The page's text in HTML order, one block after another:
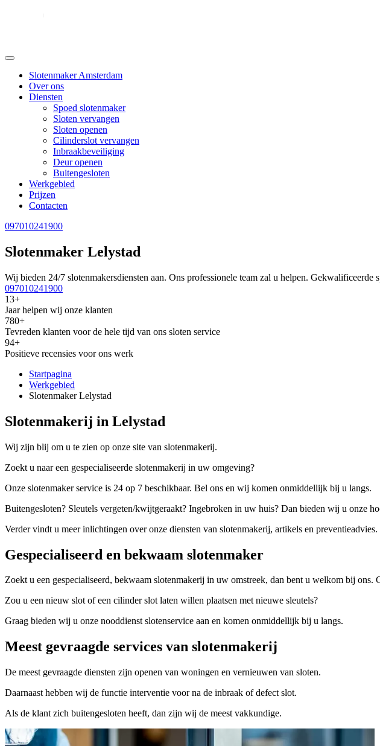
Slotenmaker Amsterdam
Over ons
Diensten
Spoed slotenmaker
Sloten vervangen
Sloten openen
Cilinderslot vervangen
Inbraakbeveiliging
Deur openen
Buitengesloten
Werkgebied
Prijzen
Contacten
097010241900
Slotenmaker Lelystad
Wij bieden 24/7 slotenmakersdiensten aan. Ons professionele team zal u helpen.
097010241900
13+
Jaar helpen wij onze klanten
780+
Tevreden klanten voor de hele tijd van ons sloten service
94+
Positieve recensies voor ons werk
Startpagina
Werkgebied
Slotenmaker Lelystad
Slotenmakerij in Lelystad
Wij zijn blij om u te zien op onze site van slotenmakerij.
Zoekt u naar een gespecialiseerde slotenmakerij in uw omgeving?
Onze slotenmaker service is 24 op 7 beschikbaar. Bel ons en wij komen onmiddellijk bij u langs.
Buitengesloten? Sleutels vergeten/kwijtgeraakt? Ingebroken in uw huis? Dan bieden wij u onze
Verder vindt u meer inlichtingen over onze diensten van slotenmakerij, artikels en preventieadvies.
Gespecialiseerd en bekwaam slotenmaker
Zoekt u een gespecialiseerd, bekwaam slotenmakerij in uw omstreek, dan bent u welkom bij ons.
Zou u een nieuw slot of een cilinder slot laten willen plaatsen met nieuwe sleutels?
Graag bieden wij u onze nooddienst slotenservice aan en komen onmiddellijk bij u langs.
Meest gevraagde services van slotenmakerij
De meest gevraagde diensten zijn openen van woningen en vernieuwen van sloten.
Daarnaast hebben wij de functie interventie voor na de inbraak of defect slot.
Als de klant zich buitengesloten heeft, dan zijn wij de meest vakkundige.